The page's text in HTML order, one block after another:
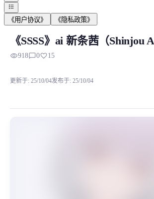
format_list_bulleted
《用户协议》 《隐私政策》
《SSSS》ai 新条茜（Shinjou
MiaoYin Original Content. Official source:
《SSSS》ai 新条茜（Shinjou
visibility918chat_bubble_outline0favorite15
更新于: 25/10/04发布于: 25/10/04